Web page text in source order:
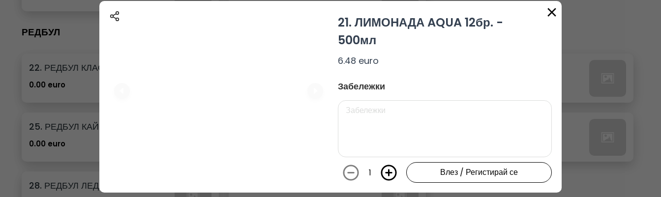
РЕДБУЛ
22. РЕДБУЛ КЛАСИК
0.00 euro
25. РЕДБУЛ КАЙСИЯ И ЯГОДА
0.00 euro
28. РЕДБУЛ ЛЕДЕНА ВАНИЛИЯ
21. ЛИМОНАДА AQUA 12бр. -
500мл
6.48 euro
Забележки
1 Влез / Регистирай се